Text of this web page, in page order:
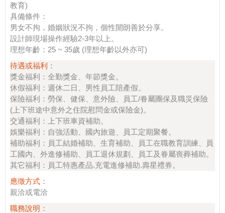
教育)
具備條件：
男女不拘，婚姻狀況不拘，個性開朗善於分享。
設計師現場操作經驗2-3年以上。
理想年齡：25 ~ 35歲 (理想年齡以外亦可)
待遇或福利：
獎金福利：全勤獎金、年節獎金。
休假福利：週休二日、男性員工陪產假。
保險福利：勞保、健保、意外險、員工/眷屬團保及職災保險
(上下班途中意外之住院慰問金或保險金)。
交通福利：上下班車資補助。
娛樂福利：自強活動、國內旅遊、員工定期聚餐。
補助福利：員工結婚補助、生育補助、員工在職教育訓練、員
工國內、外進修補助、員工退休規劃、員工及眷屬喪葬補助。
其它福利：員工特惠產品.充電進修補助.壽星禮券。
應徵方式：
親洽或電洽
職務說明：